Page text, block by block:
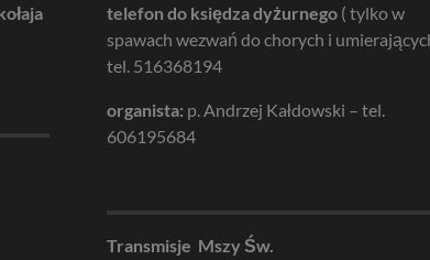
telefon do księdza dyżurnego ( tylko w
spawach wezwań do chorych i
tel. 516368194
organista: p. Andrzej Kałdowski – tel.
606195684
Transmisje Mszy Św.